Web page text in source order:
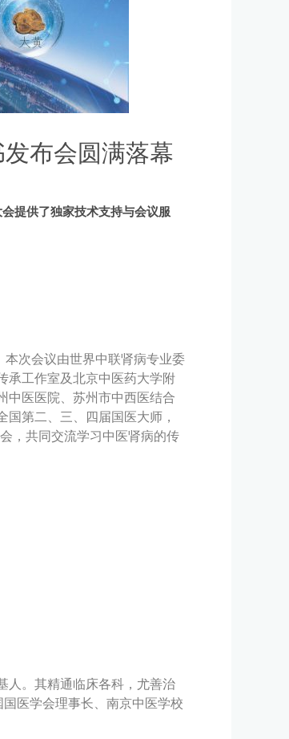
布会圆满落幕
提供了独家技术支持与会议服
次会议由世界中联肾病专业委
承工作室及北京中医药大学附
中医医院、苏州市中西医结合
第二、三、四届国医大师，
，共同交流学习中医肾病的传
人。其精通临床各科，尤善治
医学会理事长、南京中医学校